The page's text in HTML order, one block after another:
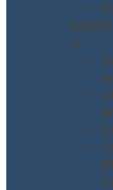
Servizi
▼